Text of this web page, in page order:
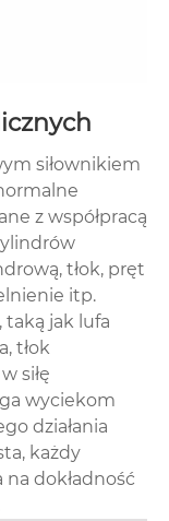
siłownikiem
z współpracą
tłok, pręt
itp.
taką jak lufa
tłok
siłę
wyciekom
działania
każdy
dokładność